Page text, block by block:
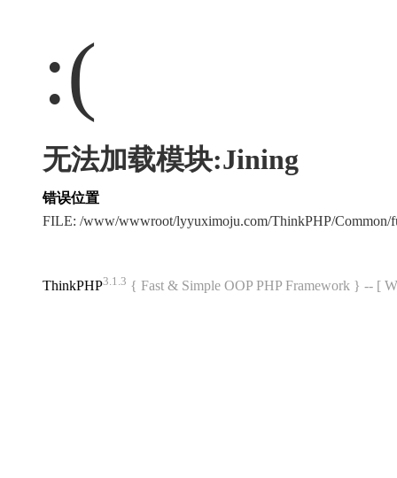
:(
无法加载模块:Jining
错误位置
FILE: /www/wwwroot/lyyuximoju.com/ThinkPHP/
ThinkPHP3.1.3 { Fast & Simple OOP PHP Framework } -- [